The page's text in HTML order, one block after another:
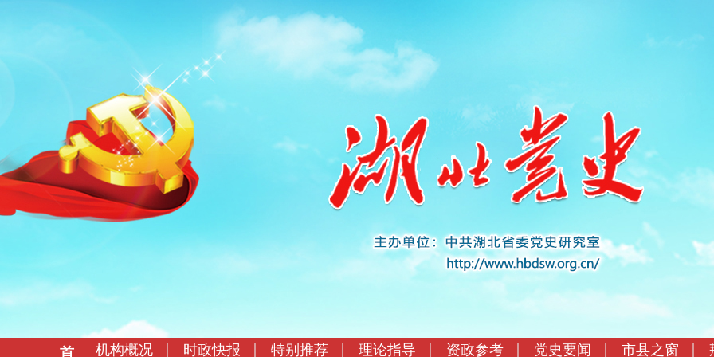
首 机构概况 时政快报 特别推荐 理论指导 资政参考 党史要闻 市县之窗